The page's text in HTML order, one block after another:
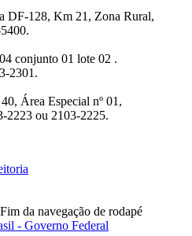
DF-128, Km 21, Zona Rural,
conjunto 01 lote 02 .
2301.
Área Especial nº 01,
2223 ou 2103-2225.
Fim da navegação de rodapé